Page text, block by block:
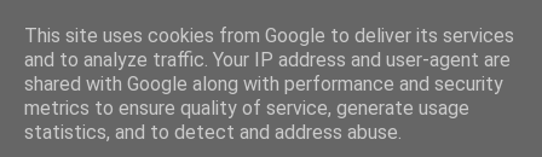
This site uses cookies from Google to deliver its services
and to analyze traffic. Your IP address and user-agent are
shared with Google along with performance and security
metrics to ensure quality of service, generate usage
statistics, and to detect and address abuse.